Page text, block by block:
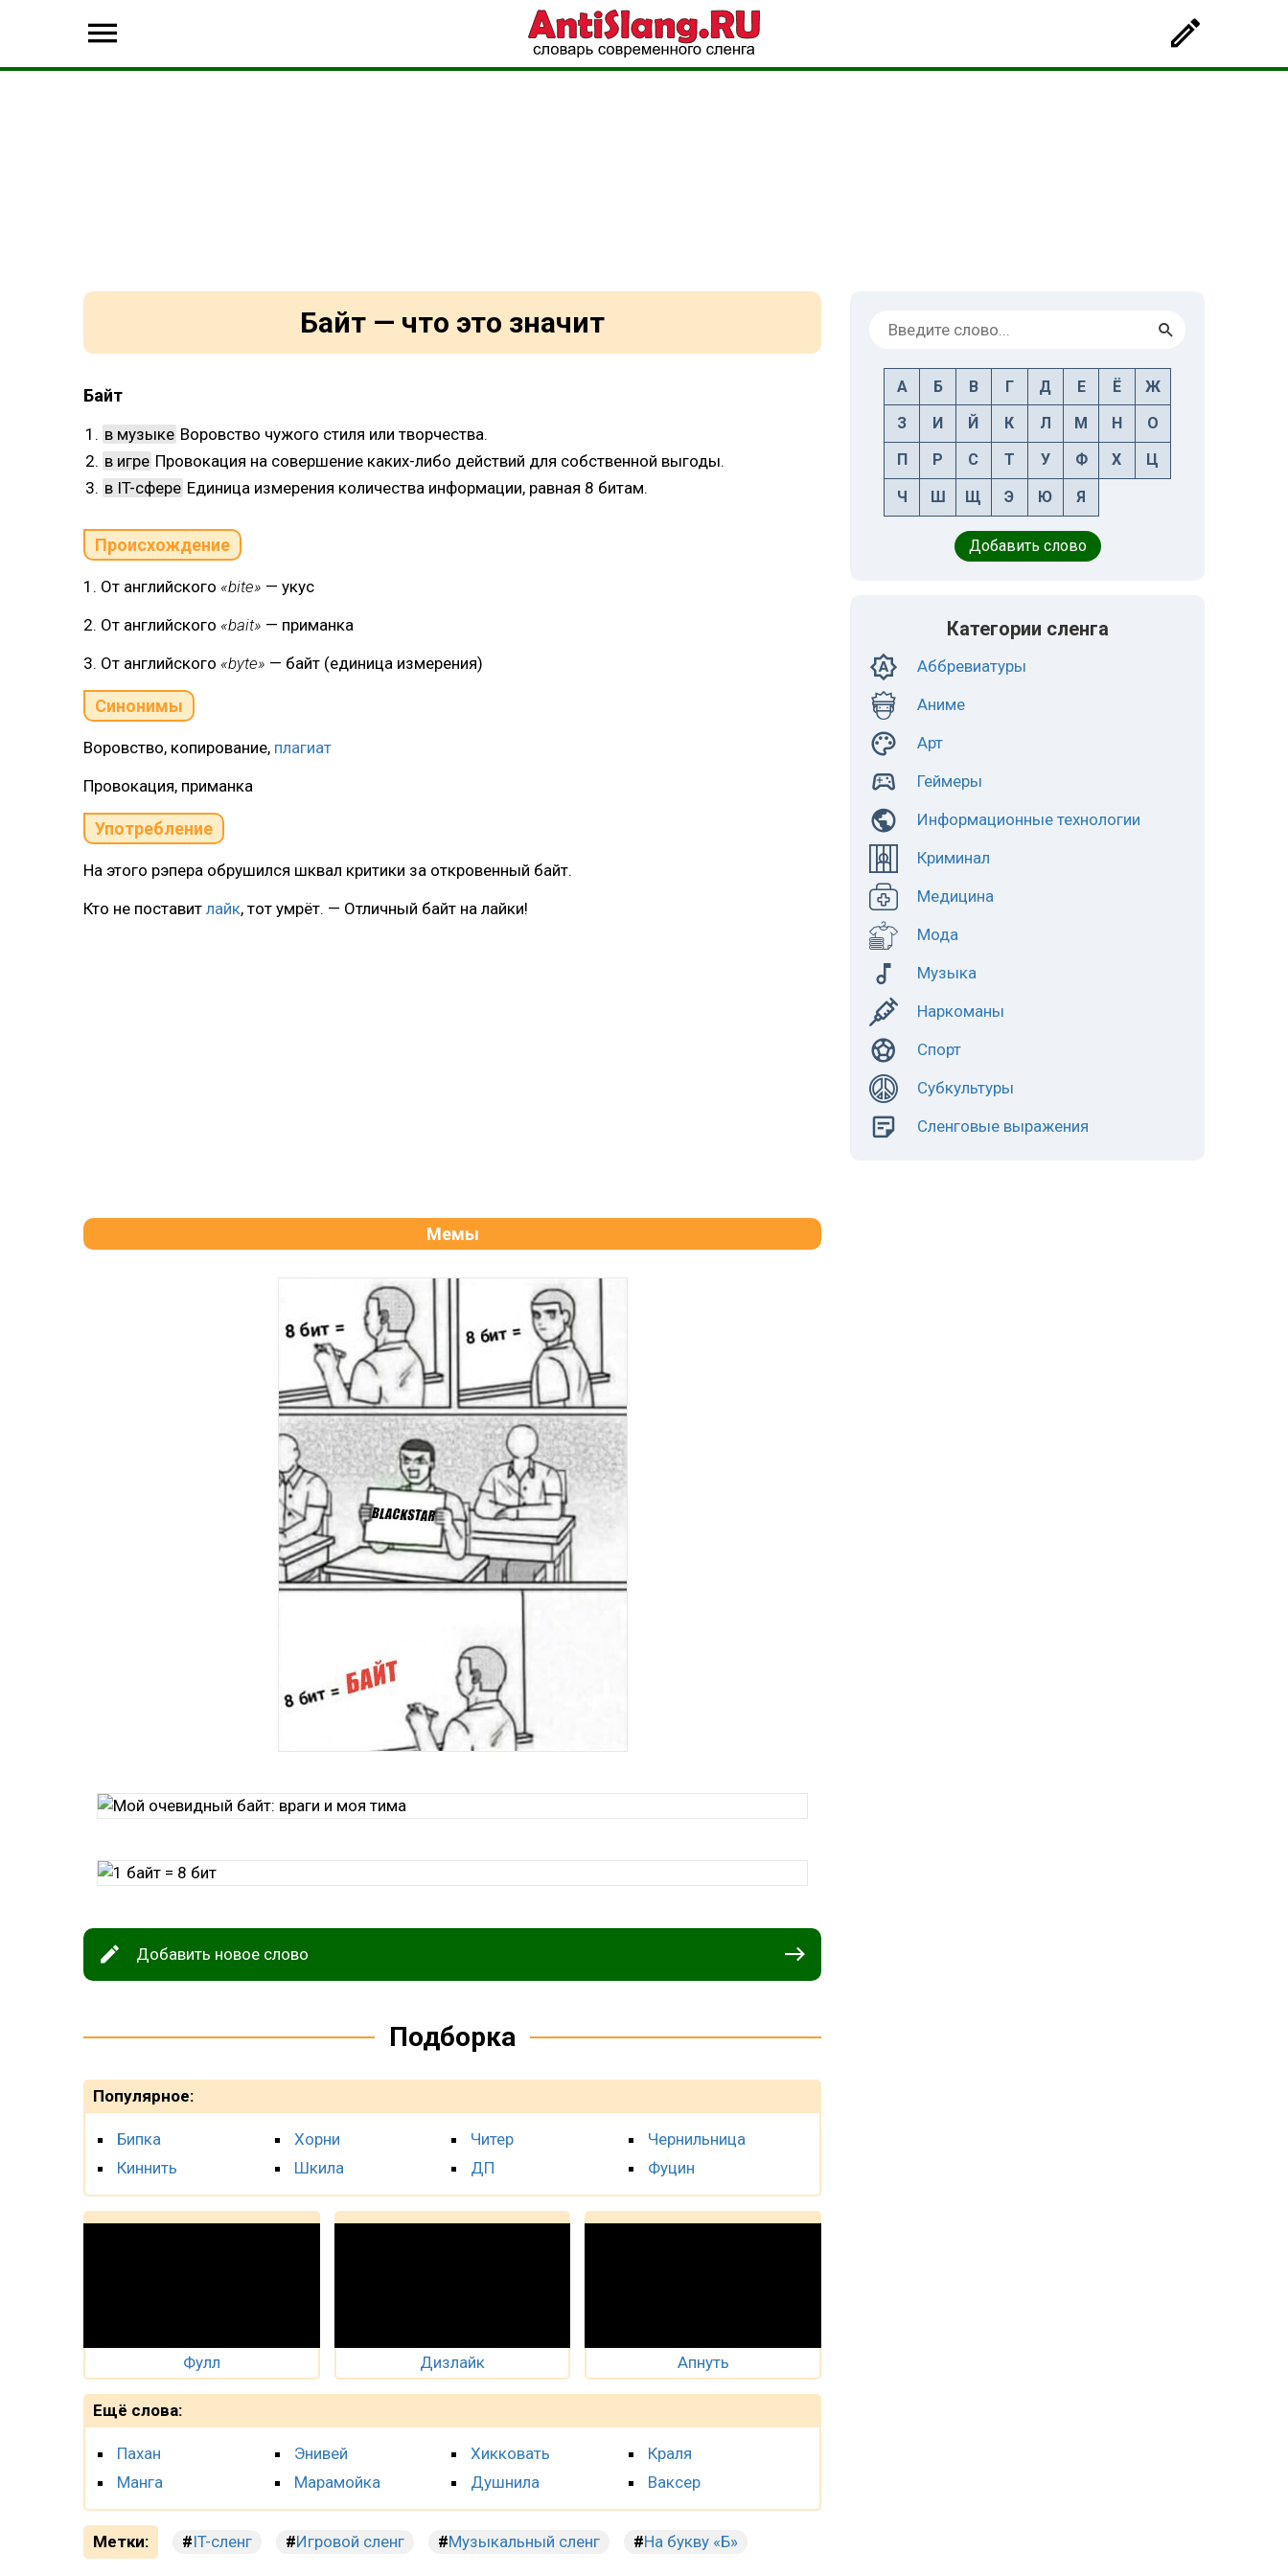
Байт — что это значит
Байт
в музыке Воровство чужого стиля или творчества.
в игре Провокация на совершение каких-либо действий для собственной выгоды.
в IT-сфере Единица измерения количества информации, равная 8 битам.
Происхождение
1. От английского «bite» — укус
2. От английского «bait» — приманка
3. От английского «byte» — байт (единица измерения)
Синонимы
Воровство, копирование, плагиат
Провокация, приманка
Употребление
На этого рэпера обрушился шквал критики за откровенный байт.
Кто не поставит лайк, тот умрёт. — Отличный байт на лайки!
Мемы
Добавить новое слово
Подборка
Популярное:
Бипка
Киннить
Хорни
Шкила
Читер
ДП
Чернильница
Фуцин
Фулл Дизлайк Апнуть
Ещё слова:
Пахан
Манга
Энивей
Марамойка
Хикковать
Душнила
Краля
Ваксер
Метки: IT-сленг Игровой сленг Музыкальный сленг На букву «Б»
А Б В Г Д Е Ё Ж
З И Й К Л М Н О
П Р С Т У Ф Х Ц
Ч Ш Щ Э Ю Я
Добавить слово
Категории сленга
Аббревиатуры
Аниме
Арт
Геймеры
Информационные технологии
Криминал
Медицина
Мода
Музыка
Наркоманы
Спорт
Субкультуры
Сленговые выражения